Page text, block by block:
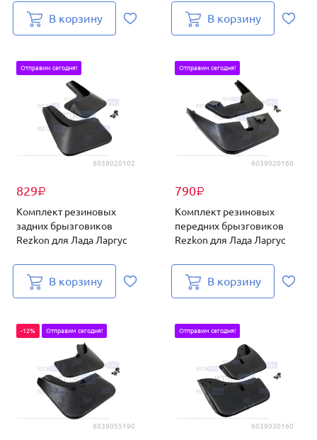
В корзину В корзину
6039020102
829₽
Отправим сегодня!
Комплект резиновых
задних брызговиков
Rezkon для Лада Ларгус
В корзину
6039020160
790₽
Отправим сегодня!
Комплект резиновых
передних брызговиков
Rezkon для Лада Ларгус
В корзину
6039055190
-12% Отправим сегодня!
6039030160
Отправим сегодня!